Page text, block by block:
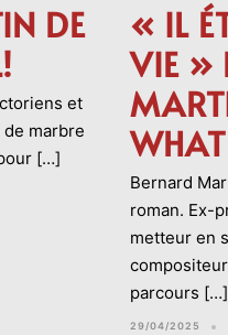
DE
et
marbre
[…]
« IL
VIE »
Bernard
roman. Ex-
metteur en
parcours […]
29/04/2025